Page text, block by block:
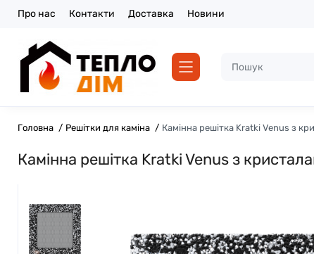
Про нас Контакти Доставка Новини
Головна Решітки для каміна Камінна решітка Kratki Venus з
Камінна решітка Kratki Venus з